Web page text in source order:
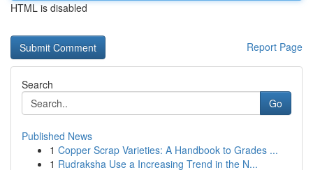
HTML is disabled
Report Page
Search
Go
Published News
1 Copper Scrap Varieties: A Handbook to Grades ...
1 Rudraksha Use a Increasing Trend in the N...